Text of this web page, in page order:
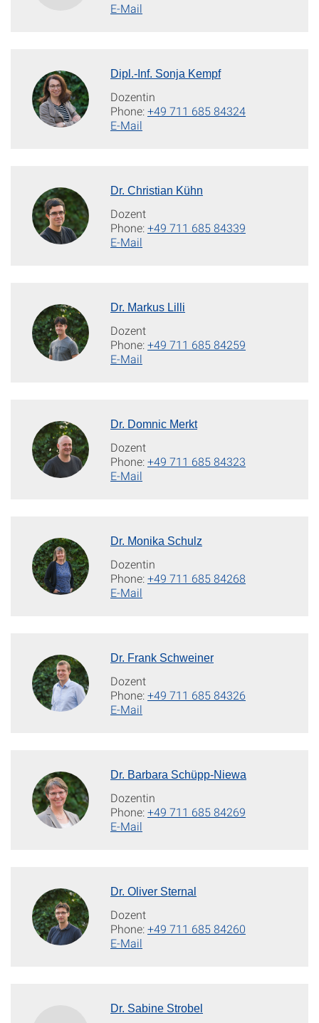
E-Mail
Dipl.-Inf. Sonja Kempf
Dozentin
Phone:+49 711 685 84324
E-Mail
Dr. Christian Kühn
Dozent
Phone:+49 711 685 84339
E-Mail
Dr. Markus Lilli
Dozent
Phone:+49 711 685 84259
E-Mail
Dr. Domnic Merkt
Dozent
Phone:+49 711 685 84323
E-Mail
Dr. Monika Schulz
Dozentin
Phone:+49 711 685 84268
E-Mail
Dr. Frank Schweiner
Dozent
Phone:+49 711 685 84326
E-Mail
Dr. Barbara Schüpp-Niewa
Dozentin
Phone:+49 711 685 84269
E-Mail
Dr. Oliver Sternal
Dozent
Phone:+49 711 685 84260
E-Mail
Dr. Sabine Strobel